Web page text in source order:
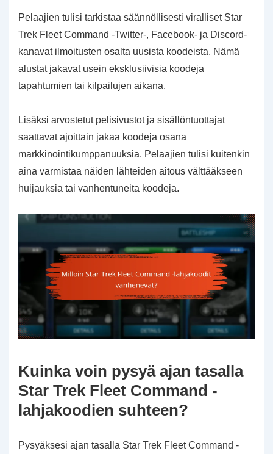
Pelaajien tulisi tarkistaa säännöllisesti viralliset Star
Trek Fleet Command -Twitter-, Facebook- ja Discord-
kanavat ilmoitusten osalta uusista koodeista. Nämä
alustat jakavat usein eksklusiivisia koodeja
tapahtumien tai kilpailujen aikana.
Lisäksi arvostetut pelisivustot ja sisällöntuottajat
saattavat ajoittain jakaa koodeja osana
markkinointikumppanuuksia. Pelaajien tulisi kuitenkin
aina varmistaa näiden lähteiden aitous välttääkseen
huijauksia tai vanhentuneita koodeja.
Kuinka voin pysyä ajan tasalla
Star Trek Fleet Command -
lahjakoodien suhteen?
Pysyäksesi ajan tasalla Star Trek Fleet Command -